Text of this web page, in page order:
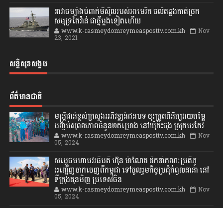
នាវាចម្បាំងបំពាក់មីស៊ីលរបស់អាមេរិក ចល័តឆ្លងកាត់ច្រក
សមុទ្រតៃវ៉ាន់ ជាថ្មីម្តងទៀតហើយ
www.k-rasmeydomreymeasposttv.com.kh Nov
23, 2021
សន្តិសុខសង្គម
ព័ត៌មានជាតិ
មន្ត្រីជាន់ខ្ពស់ក្រសួងអភិវឌ្ឍន៍ជនបទ ចុះត្រួតពិនិត្យវាយតម្លៃ
បញ្ចប់សុពលភាពចំនួន២គម្រោង នៅឃុំកិះចុង ស្រុកបរកែវ
www.k-rasmeydomreymeasposttv.com.kh Nov
05, 2024
សម្តេចមហាបវរធិបតី ហ៊ុន ម៉ាណែត ដឹកនាំគណៈប្រតិភូ
អញ្ជើញចាកចេញពីកម្ពុជា ទៅចូលរួមកិច្ចប្រជុំកំពូលនានា នៅ
ទីក្រុងគុនមិញ ប្រទេសចិន
www.k-rasmeydomreymeasposttv.com.kh Nov
05, 2024